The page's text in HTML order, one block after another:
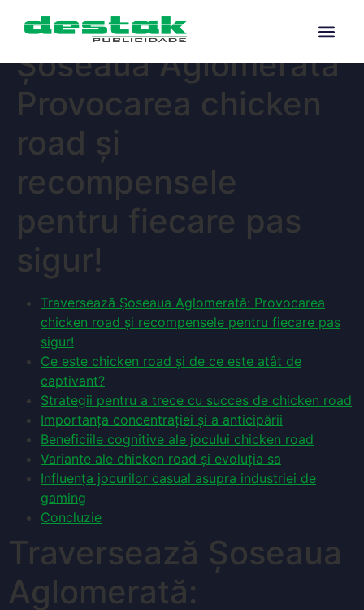
Traversează
Șoseaua Aglomerată
Provocarea chicken
road și
recompensele
pentru fiecare pas
sigur!
Traversează Șoseaua Aglomerată: Provocarea
chicken road și recompensele pentru fiecare pas
sigur!
Ce este chicken road și de ce este atât de
captivant?
Strategii pentru a trece cu succes de chicken road
Importanța concentrației și a anticipării
Beneficiile cognitive ale jocului chicken road
Variante ale chicken road și evoluția sa
Influența jocurilor casual asupra industriei de
gaming
Concluzie
Traversează Șoseaua
Aglomerată: